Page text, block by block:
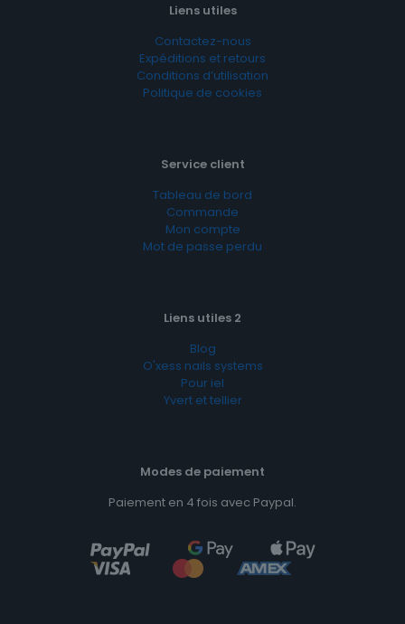
Liens utiles
Contactez-nous
Expéditions et retours
Conditions d’utilisation
Politique de cookies
Service client
Tableau de bord
Commande
Mon compte
Mot de passe perdu
Liens utiles 2
Blog
O'xess nails systems
Pour iel
Yvert et tellier
Modes de paiement
Paiement en 4 fois avec Paypal.